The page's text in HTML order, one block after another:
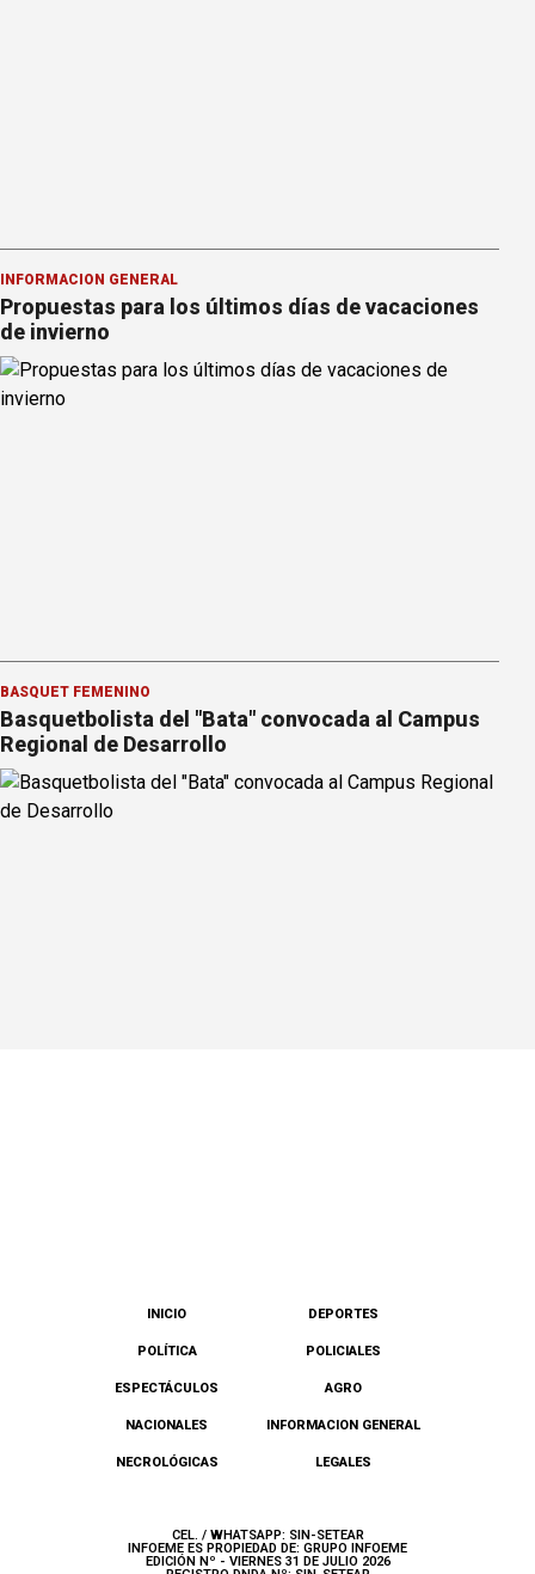
INFORMACION GENERAL
Propuestas para los últimos días de vacaciones
de invierno
BÁSQUET FEMENINO
Basquetbolista del "Bata" convocada al Campus
Regional de Desarrollo
INICIO DEPORTES
POLÍTICA POLICIALES
ESPECTÁCULOS AGRO
NACIONALES INFORMACION GENERAL
NECROLÓGICAS LEGALES
CEL. / WHATSAPP: SIN-SETEAR
INFOEME ES PROPIEDAD DE: GRUPO INFOEME
EDICIÓN Nº - VIERNES 31 DE JULIO 2026